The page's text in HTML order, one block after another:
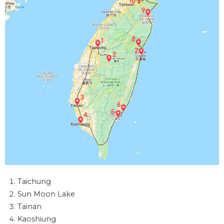
Taichung
Sun Moon Lake
Tainan
Kaoshiung